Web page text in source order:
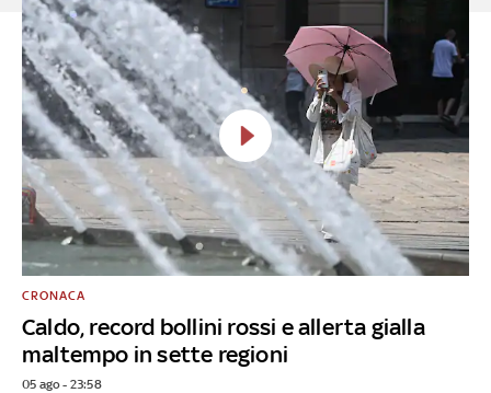
Caldo, record bollini rossi e allerta gialla
maltempo in sette regioni
CRONACA
05 ago - 23:58